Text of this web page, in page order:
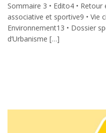
Sommaire 3 • Edito4 • Retour
associative et sportive9 • Vie
Environnement13 • Dossier
d’Urbanisme […]